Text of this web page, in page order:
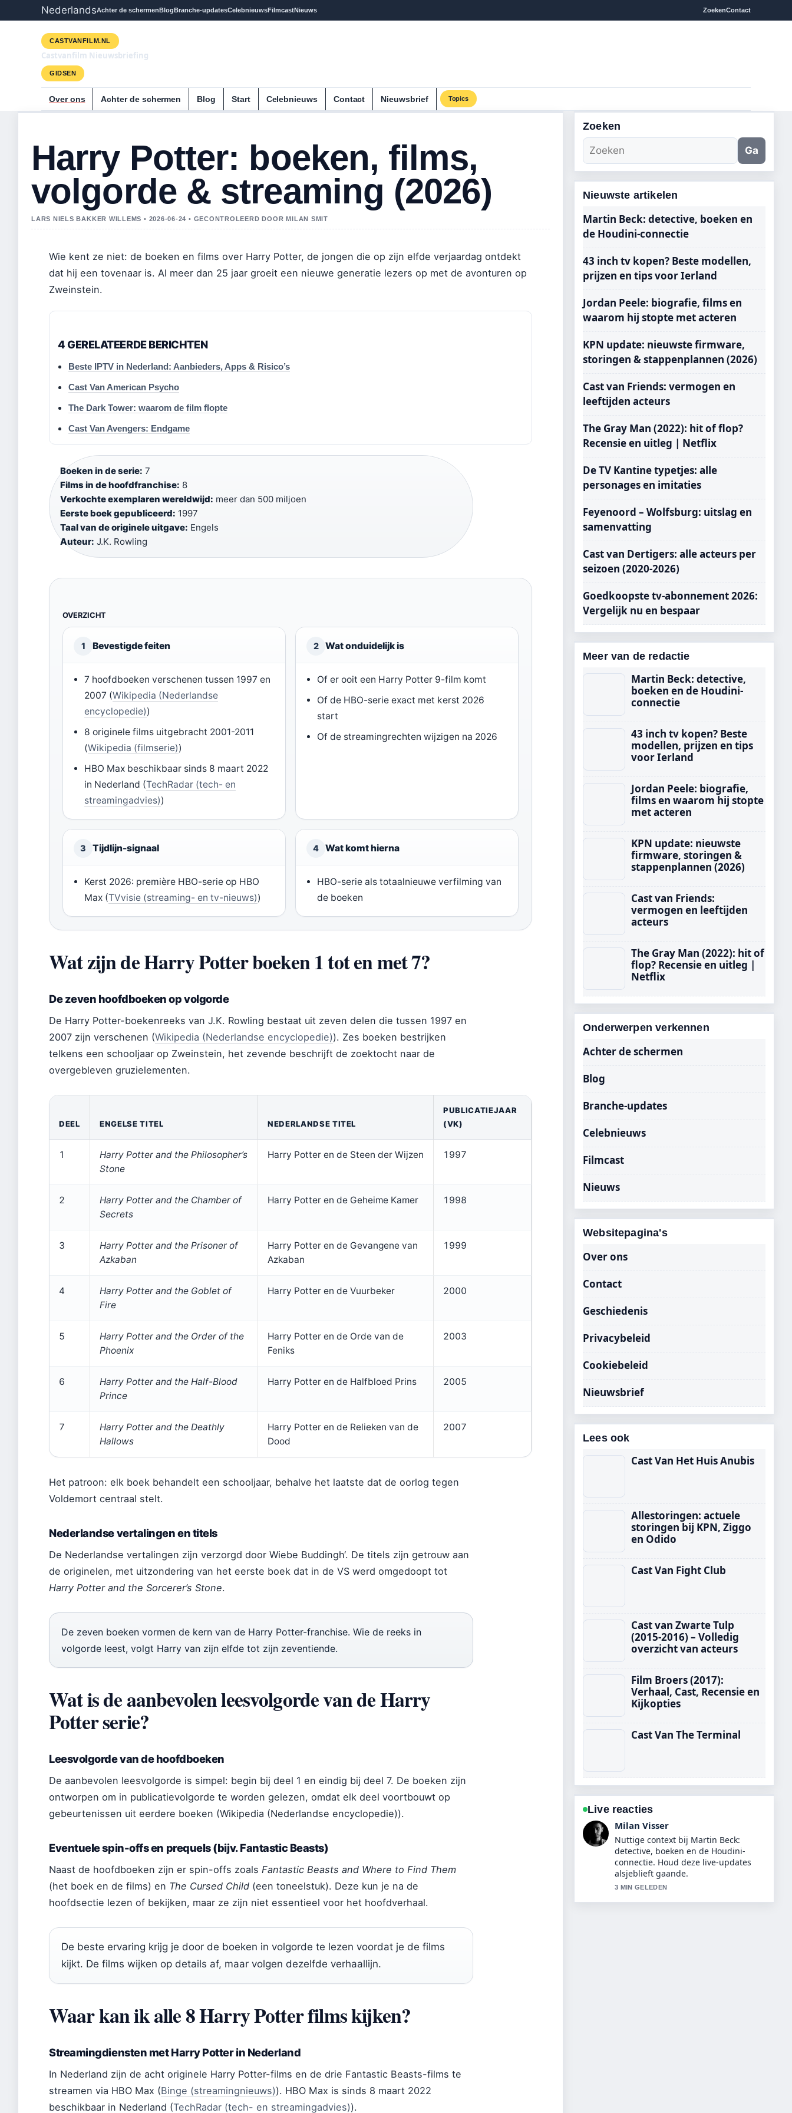
NederlandsAchter de schermenBlogBranche-updatesCelebnieuwsFilmcastNieuws ZoekenContact
CASTVANFILM.NL
Castvanfilm Nieuwsbriefing
GIDSEN
Over ons Achter de schermen Blog Start Celebnieuws Contact Nieuwsbrief Topics
Harry Potter: boeken, films,
volgorde & streaming (2026)
LARS NIELS BAKKER WILLEMS • 2026-06-24 • GECONTROLEERD DOOR MILAN SMIT
Wie kent ze niet: de boeken en films over Harry Potter, de jongen die op zijn elfde verjaardag ontdekt
dat hij een tovenaar is. Al meer dan 25 jaar groeit een nieuwe generatie lezers op met de avonturen op
Zweinstein.
4 GERELATEERDE BERICHTEN
Beste IPTV in Nederland: Aanbieders, Apps & Risico’s
Cast Van American Psycho
The Dark Tower: waarom de film flopte
Cast Van Avengers: Endgame
Boeken in de serie: 7
Films in de hoofdfranchise: 8
Verkochte exemplaren wereldwijd: meer dan 500 miljoen
Eerste boek gepubliceerd: 1997
Taal van de originele uitgave: Engels
Auteur: J.K. Rowling
OVERZICHT
1 Bevestigde feiten
7 hoofdboeken verschenen tussen 1997 en
2007 (Wikipedia (Nederlandse
encyclopedie))
8 originele films uitgebracht 2001-2011
(Wikipedia (filmserie))
HBO Max beschikbaar sinds 8 maart 2022
in Nederland (TechRadar (tech- en
streamingadvies))
2 Wat onduidelijk is
Of er ooit een Harry Potter 9-film komt
Of de HBO-serie exact met kerst 2026
start
Of de streamingrechten wijzigen na 2026
3 Tijdlijn-signaal
Kerst 2026: première HBO-serie op HBO
Max (TVvisie (streaming- en tv-nieuws))
4 Wat komt hierna
HBO-serie als totaalnieuwe verfilming van
de boeken
Wat zijn de Harry Potter boeken 1 tot en met 7?
De zeven hoofdboeken op volgorde
De Harry Potter-boekenreeks van J.K. Rowling bestaat uit zeven delen die tussen 1997 en
2007 zijn verschenen (Wikipedia (Nederlandse encyclopedie)). Zes boeken bestrijken
telkens een schooljaar op Zweinstein, het zevende beschrijft de zoektocht naar de
overgebleven gruzielementen.
DEEL ENGELSE TITEL NEDERLANDSE TITEL
PUBLICATIEJAAR
(VK)
1
Harry Potter and the Philosopher’s
Stone
Harry Potter en de Steen der Wijzen 1997
2
Harry Potter and the Chamber of
Secrets
Harry Potter en de Geheime Kamer 1998
3
Harry Potter and the Prisoner of
Azkaban
Harry Potter en de Gevangene van
Azkaban
1999
4
Harry Potter and the Goblet of
Fire
Harry Potter en de Vuurbeker 2000
5
Harry Potter and the Order of the
Phoenix
Harry Potter en de Orde van de
Feniks
2003
6
Harry Potter and the Half-Blood
Prince
Harry Potter en de Halfbloed Prins 2005
7
Harry Potter and the Deathly
Hallows
Harry Potter en de Relieken van de
Dood
2007
Het patroon: elk boek behandelt een schooljaar, behalve het laatste dat de oorlog tegen
Voldemort centraal stelt.
Nederlandse vertalingen en titels
De Nederlandse vertalingen zijn verzorgd door Wiebe Buddingh‘. De titels zijn getrouw aan
de originelen, met uitzondering van het eerste boek dat in de VS werd omgedoopt tot
Harry Potter and the Sorcerer’s Stone.
De zeven boeken vormen de kern van de Harry Potter-franchise. Wie de reeks in
volgorde leest, volgt Harry van zijn elfde tot zijn zeventiende.
Wat is de aanbevolen leesvolgorde van de Harry
Potter serie?
Leesvolgorde van de hoofdboeken
De aanbevolen leesvolgorde is simpel: begin bij deel 1 en eindig bij deel 7. De boeken zijn
ontworpen om in publicatievolgorde te worden gelezen, omdat elk deel voortbouwt op
gebeurtenissen uit eerdere boeken (Wikipedia (Nederlandse encyclopedie)).
Eventuele spin-offs en prequels (bijv. Fantastic Beasts)
Naast de hoofdboeken zijn er spin-offs zoals Fantastic Beasts and Where to Find Them
(het boek en de films) en The Cursed Child (een toneelstuk). Deze kun je na de
hoofdsectie lezen of bekijken, maar ze zijn niet essentieel voor het hoofdverhaal.
De beste ervaring krijg je door de boeken in volgorde te lezen voordat je de films
kijkt. De films wijken op details af, maar volgen dezelfde verhaallijn.
Waar kan ik alle 8 Harry Potter films kijken?
Streamingdiensten met Harry Potter in Nederland
In Nederland zijn de acht originele Harry Potter-films en de drie Fantastic Beasts-films te
streamen via HBO Max (Binge (streamingnieuws)). HBO Max is sinds 8 maart 2022
beschikbaar in Nederland (TechRadar (tech- en streamingadvies)).
Zoeken
Ga
Nieuwste artikelen
Martin Beck: detective, boeken en
de Houdini-connectie
43 inch tv kopen? Beste modellen,
prijzen en tips voor Ierland
Jordan Peele: biografie, films en
waarom hij stopte met acteren
KPN update: nieuwste firmware,
storingen & stappenplannen (2026)
Cast van Friends: vermogen en
leeftijden acteurs
The Gray Man (2022): hit of flop?
Recensie en uitleg | Netflix
De TV Kantine typetjes: alle
personages en imitaties
Feyenoord – Wolfsburg: uitslag en
samenvatting
Cast van Dertigers: alle acteurs per
seizoen (2020-2026)
Goedkoopste tv-abonnement 2026:
Vergelijk nu en bespaar
Meer van de redactie
Martin Beck: detective,
boeken en de Houdini-
connectie
43 inch tv kopen? Beste
modellen, prijzen en tips
voor Ierland
Jordan Peele: biografie,
films en waarom hij stopte
met acteren
KPN update: nieuwste
firmware, storingen &
stappenplannen (2026)
Cast van Friends:
vermogen en leeftijden
acteurs
The Gray Man (2022): hit of
flop? Recensie en uitleg |
Netflix
Onderwerpen verkennen
Achter de schermen
Blog
Branche-updates
Celebnieuws
Filmcast
Nieuws
Websitepagina's
Over ons
Contact
Geschiedenis
Privacybeleid
Cookiebeleid
Nieuwsbrief
Lees ook
Cast Van Het Huis Anubis
Allestoringen: actuele
storingen bij KPN, Ziggo
en Odido
Cast Van Fight Club
Cast van Zwarte Tulp
(2015-2016) – Volledig
overzicht van acteurs
Film Broers (2017):
Verhaal, Cast, Recensie en
Kijkopties
Cast Van The Terminal
Live reacties
Nina Meijer
De berichtgeving over 43 inch tv
kopen? Beste modellen, prijzen...
voelt solide en goed te volgen.
5 MIN GELEDEN